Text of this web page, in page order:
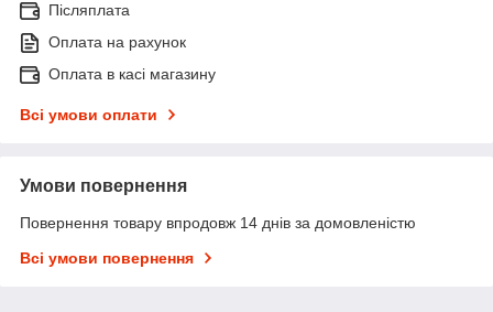
Післяплата
Оплата на рахунок
Оплата в касі магазину
Всі умови оплати
Умови повернення
Повернення товару впродовж 14 днів за домовленістю
Всі умови повернення